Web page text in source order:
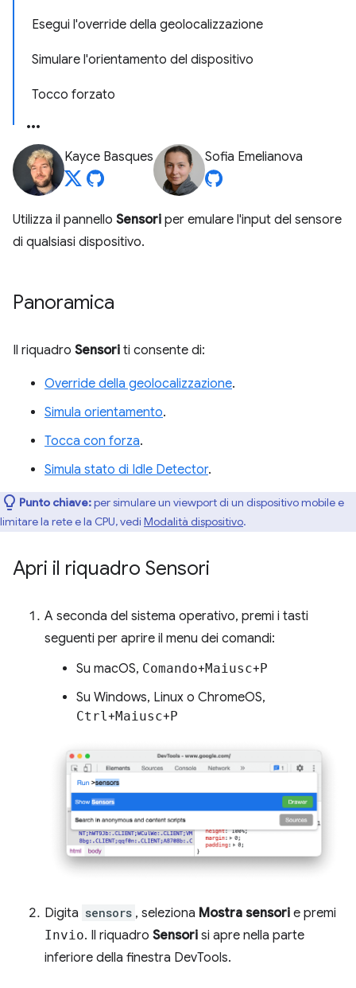
Esegui l'override della geolocalizzazione
Simulare l'orientamento del dispositivo
Tocco forzato
Kayce Basques Sofia Emelianova
Utilizza il pannello Sensori per emulare l'input del sensore
di qualsiasi dispositivo.
Panoramica
Il riquadro Sensori ti consente di:
Override della geolocalizzazione.
Simula orientamento.
Tocca con forza.
Simula stato di Idle Detector.
Punto chiave:per simulare un viewport di un dispositivo mobile e
limitare la rete e la CPU, vedi Modalità dispositivo.
Apri il riquadro Sensori
A seconda del sistema operativo, premi i tasti
seguenti per aprire il menu dei comandi:
Su macOS, Comando+Maiusc+P
Su Windows, Linux o ChromeOS,
Ctrl+Maiusc+P
Digita sensors , seleziona Mostra sensori e premi
Invio. Il riquadro Sensori si apre nella parte
inferiore della finestra DevTools.